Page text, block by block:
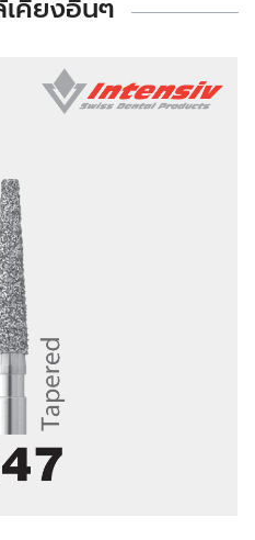
เคียงอื่นๆ